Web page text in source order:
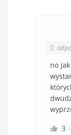
no
3